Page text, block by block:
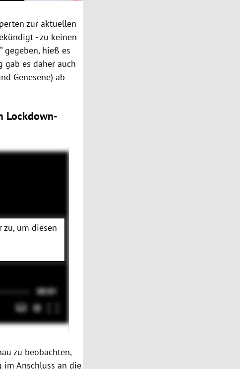
zur aktuellen
- zu keinen
gegeben, hieß es
gab es daher auch
Genesene) ab
Lockdown-
zu, um diesen
zu beobachten,
im Anschluss an die